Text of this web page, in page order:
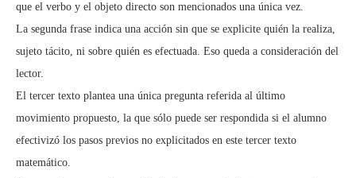
que el verbo y el objeto directo son mencionados una única vez.
La segunda frase indica una acción sin que se explicite quién la realiza,
sujeto tácito, ni sobre quién es efectuada. Eso queda a consideración del
lector.
El tercer texto plantea una única pregunta referida al último
movimiento propuesto, la que sólo puede ser respondida si el alumno
efectivizó los pasos previos no explicitados en este tercer texto
matemático.